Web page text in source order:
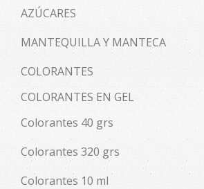
AZÚCARES
MANTEQUILLA Y MANTECA
COLORANTES
COLORANTES EN GEL
Colorantes 40 grs
Colorantes 320 grs
Colorantes 10 ml